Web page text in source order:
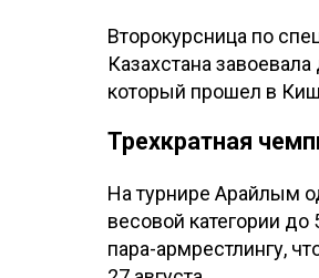
Второкурсница по
Казахстана
который прошел в
Трехкратная
На турнире Арайлым
весовой категории до
пара-армрестлингу,